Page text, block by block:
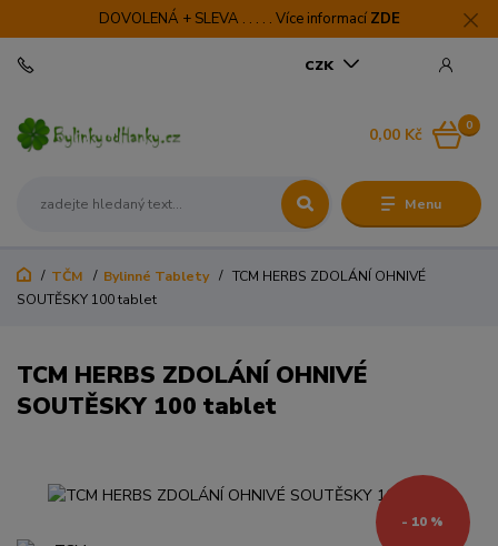
DOVOLENÁ + SLEVA . . . . . Více informací ZDE
Menu
CZK
0
0,00 Kč
TČM Bylinné Tablety
TCM HERBS ZDOLÁNÍ OHNIVÉ
SOUTĚSKY 100 tablet
TCM HERBS ZDOLÁNÍ OHNIVÉ
SOUTĚSKY 100 tablet
- 10 %